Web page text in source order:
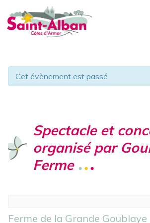
Cet évènement est passé
Spectacle et
organisé par
Ferme
Ferme de la Grande Goublaye